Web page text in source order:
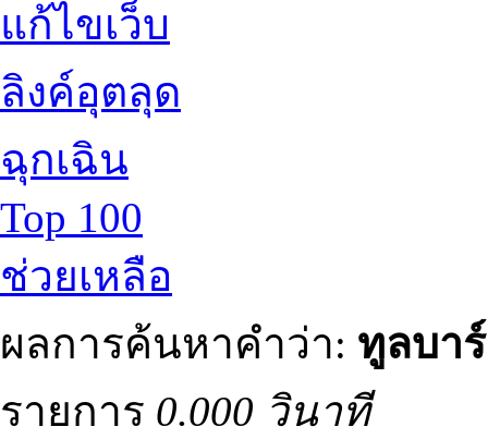
แก้ไขเว็บ
ลิงค์อุตลุด
ฉุกเฉิน
Top 100
ช่วยเหลือ
ผลการค้นหาคำว่า: ทูลบาร์
รายการ 0.000 วินาที